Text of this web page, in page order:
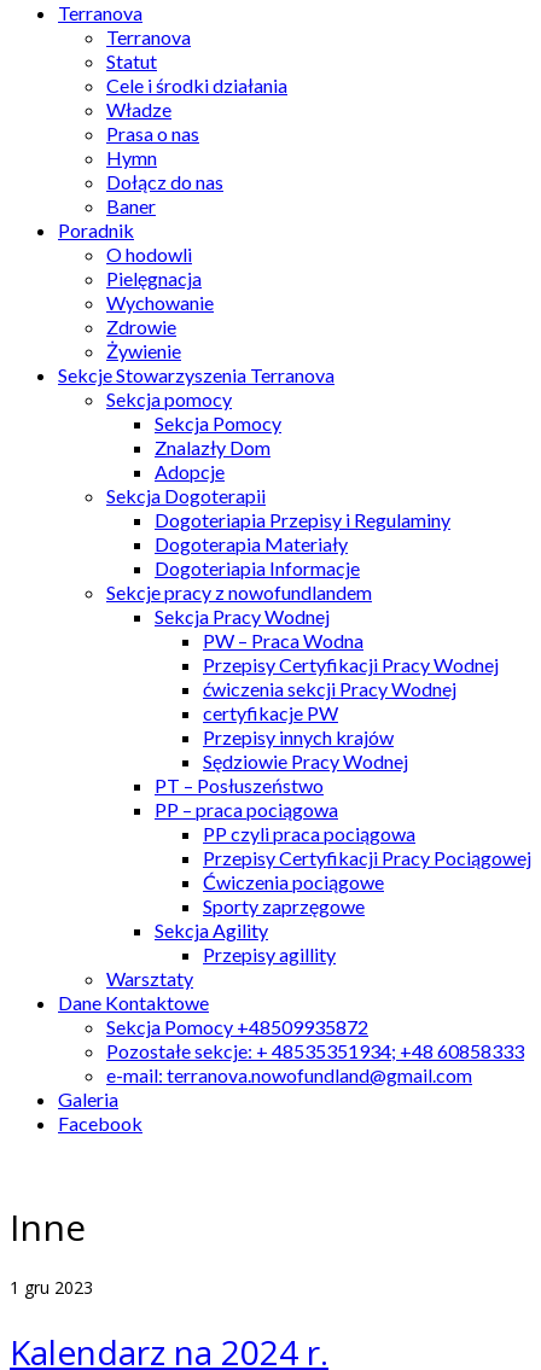
Terranova
Terranova
Statut
Cele i środki działania
Władze
Prasa o nas
Hymn
Dołącz do nas
Baner
Poradnik
O hodowli
Pielęgnacja
Wychowanie
Zdrowie
Żywienie
Sekcje Stowarzyszenia Terranova
Sekcja pomocy
Sekcja Pomocy
Znalazły Dom
Adopcje
Sekcja Dogoterapii
Dogoteriapia Przepisy i Regulaminy
Dogoterapia Materiały
Dogoteriapia Informacje
Sekcje pracy z nowofundlandem
Sekcja Pracy Wodnej
PW – Praca Wodna
Przepisy Certyfikacji Pracy Wodnej
ćwiczenia sekcji Pracy Wodnej
certyfikacje PW
Przepisy innych krajów
Sędziowie Pracy Wodnej
PT – Posłuszeństwo
PP – praca pociągowa
PP czyli praca pociągowa
Przepisy Certyfikacji Pracy Pociągowej
Ćwiczenia pociągowe
Sporty zaprzęgowe
Sekcja Agility
Przepisy agillity
Warsztaty
Dane Kontaktowe
Sekcja Pomocy +48509935872
Pozostałe sekcje: + 48535351934; +48 60858333
e-mail: terranova.nowofundland@gmail.com
Galeria
Facebook
Inne
1 gru 2023
Kalendarz na 2024 r.